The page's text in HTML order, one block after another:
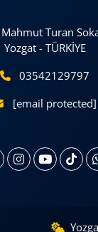
Turan
Yozgat - TÜRKİYE
03542129797
[email protected]